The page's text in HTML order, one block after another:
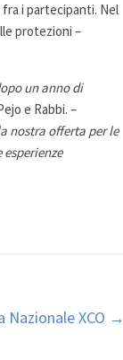
i partecipanti. Nel
protezioni –
un anno di
e Rabbi. –
nostra offerta per le
XCO →